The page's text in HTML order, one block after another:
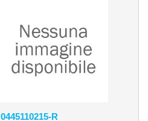
0445110215-R